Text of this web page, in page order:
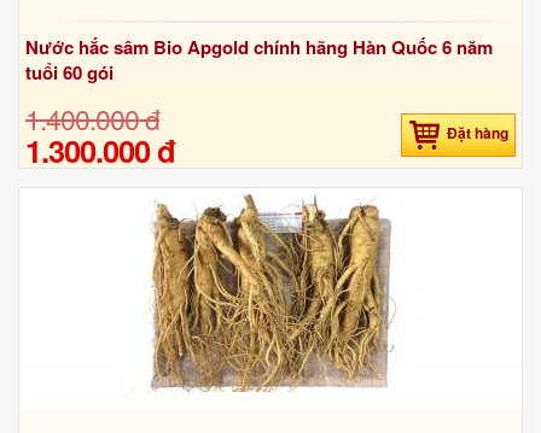
Nước hắc sâm Bio Apgold chính hãng Hàn Quốc 6 năm
tuổi 60 gói
1.400.000 đ
1.300.000 đ Đặt hàng